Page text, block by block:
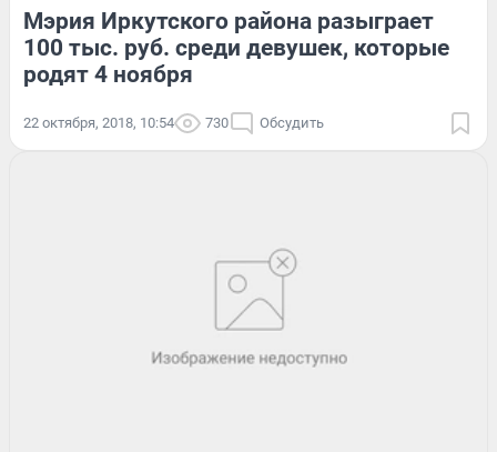
Мэрия Иркутского района разыграет
100 тыс. руб. среди девушек, которые
родят 4 ноября
22 октября, 2018, 10:54 730 Обсудить